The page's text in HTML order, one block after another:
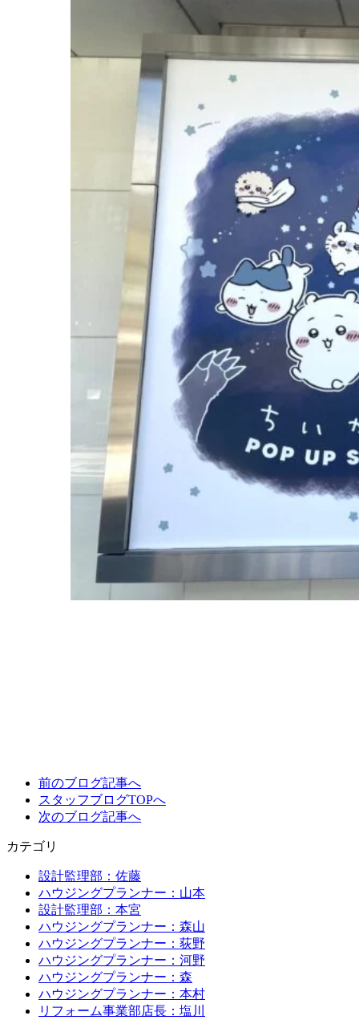
前のブログ記事へ
スタッフブログTOPへ
次のブログ記事へ
カテゴリ
設計監理部：佐藤
ハウジングプランナー：山本
設計監理部：本宮
ハウジングプランナー：森山
ハウジングプランナー：荻野
ハウジングプランナー：河野
ハウジングプランナー：森
ハウジングプランナー：本村
リフォーム事業部店長：塩川